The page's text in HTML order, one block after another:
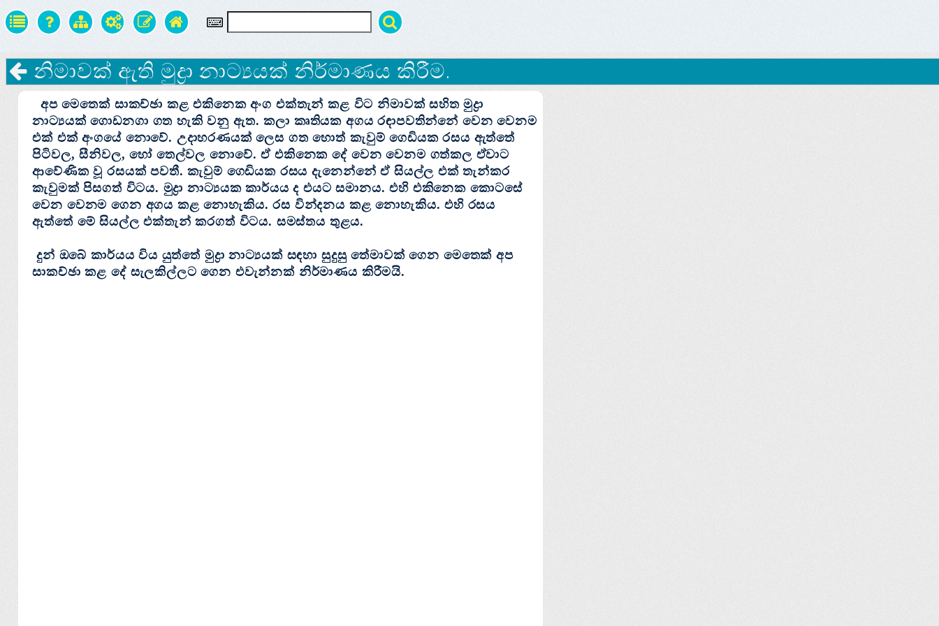
නිමාවක්‌ ඇති මුද්‍රා නාට්‍යයක්‌ නිර්මාණය කිරීම.
අප මෙතෙක්‌ සාකච්ඡා කළ එකිනෙක අංග එක්‌තැන් කළ විට නිමාවක්‌ සහිත මුද්‍රා
නාට්‍යයක්‌ ගොඩනගා ගත හැකි වනු ඇත. කලා කෘතියක අගය රඳාපවතින්නේ වෙන වෙනම
එක්‌ එක්‌ අංගයේ නොවේ. උදාහරණයක්‌ ලෙස ගත හොත් කැවුම් ගෙඩියක රසය ඇත්තේ
පිටිවල, සීනිවල, හෝ තෙල්වල නොවේ. ඒ එකිනෙක දේ වෙන වෙනම ගත්කල ඒවාට
ආවේණික වූ රසයක්‌ පවතී. කැවුම් ගෙඩියක රසය දැනෙන්නේ ඒ සියල්ල එක්‌ තැන්කර
කැවුමක්‌ පිසගත් විටය. මුද්‍රා නාට්‍යයක කාර්යය ද එයට සමානය. එහි එකිනෙක කොටසේ
වෙන වෙනම ගෙන අගය කළ නොහැකිය. රස වින්දනය කළ නොහැකිය. එහි රසය
ඇත්තේ මේ සියල්ල එක්‌තැන් කරගත් විටය. සමස්‌තය තුළය.
දුන් ඔබේ කාර්යය විය යුත්තේ මුද්‍රා නාට්‍යයක්‌ සඳහා සුදුසු තේමාවක්‌ ගෙන මෙතෙක්‌ අප
සාකච්ඡා කළ දේ සැලකිල්ලට ගෙන එවැන්නක්‌ නිර්මාණය කිරීමයි.